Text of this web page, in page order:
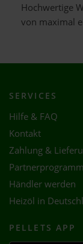
Hochwertige
von maximal
SERVICES
Hilfe & FAQ
Kontakt
Zahlung &
Partnerprogramm
Händler werden
Heizöl in
PELLETS APP